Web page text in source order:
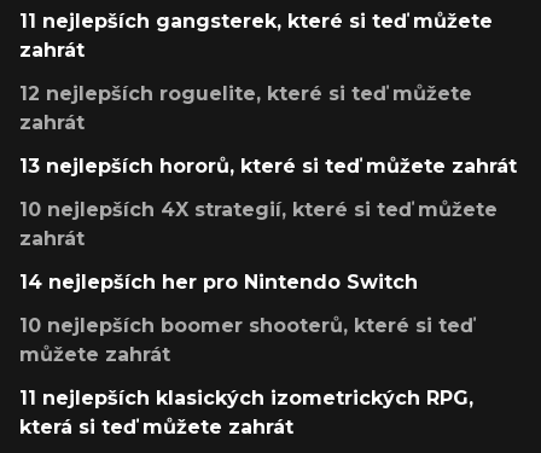
11 nejlepších gangsterek, které si teď můžete
zahrát
12 nejlepších roguelite, které si teď můžete
zahrát
13 nejlepších hororů, které si teď můžete zahrát
10 nejlepších 4X strategií, které si teď můžete
zahrát
14 nejlepších her pro Nintendo Switch
10 nejlepších boomer shooterů, které si teď
můžete zahrát
11 nejlepších klasických izometrických RPG,
která si teď můžete zahrát